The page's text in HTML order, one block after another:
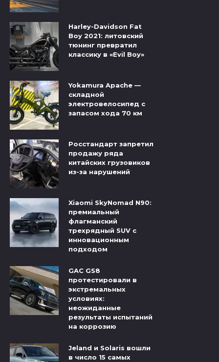
Harley-Davidson Fat
Boy 2021: литовский
тюнинг превратил
классику в «Evil Boy»
Yokamura Apache —
складной
электровелосипед с
запасом хода 70 км
Росстандарт запретил
продажу ряда
китайских грузовиков
из-за нарушений
Xiaomi SkyNomad N90:
премиальный
флагманский
трехрядный SUV с
инновационным
подходом
GAC GS8
протестировали в
экстремальных
условиях:
неожиданные
результаты испытаний
на коррозию
Jeland и Solaris вошли
в число 15 самых